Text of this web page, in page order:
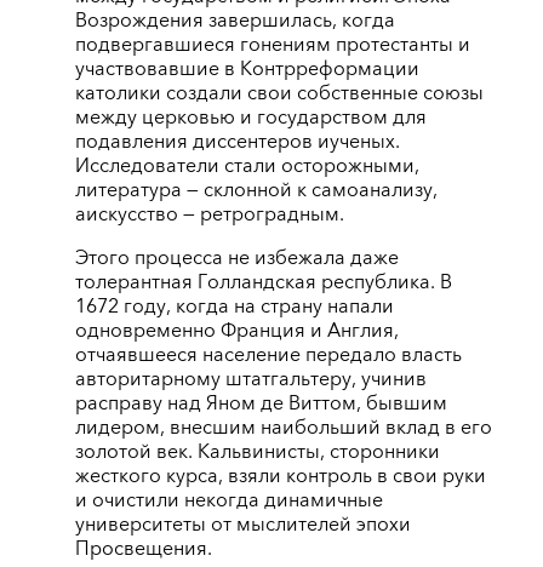
Возрождения завершилась, когда
подвергавшиеся гонениям протестанты и
участвовавшие в Контрреформации
католики создали свои собственные союзы
между церковью и государством для
подавления диссентеров иученых.
Исследователи стали осторожными,
литература — склонной к самоанализу,
аискусство — ретроградным.
Этого процесса не избежала даже
толерантная Голландская республика. В
1672 году, когда на страну напали
одновременно Франция и Англия,
отчаявшееся население передало власть
авторитарному штатгальтеру, учинив
расправу над Яном де Виттом, бывшим
лидером, внесшим наибольший вклад в его
золотой век. Кальвинисты, сторонники
жесткого курса, взяли контроль в свои руки
и очистили некогда динамичные
университеты от мыслителей эпохи
Просвещения.